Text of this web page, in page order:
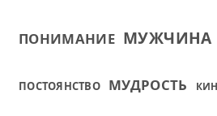
ПОНИМАНИЕ МУЖЧИНА
ПОСТОЯНСТВО МУДРОСТЬ